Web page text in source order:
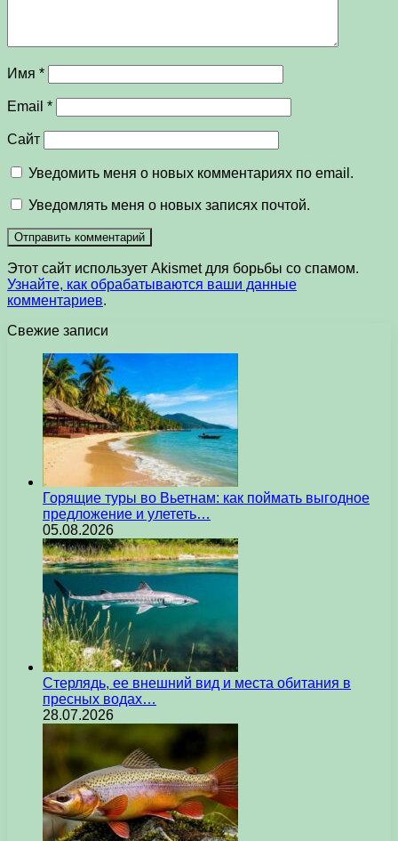
Имя *
Email *
Сайт
Уведомить меня о новых комментариях по email.
Уведомлять меня о новых записях почтой.
Этот сайт использует Akismet для борьбы со спамом.
Узнайте, как обрабатываются ваши данные
комментариев.
Свежие записи
Горящие туры во Вьетнам: как поймать выгодное
предложение и улететь…
05.08.2026
Стерлядь, ее внешний вид и места обитания в
пресных водах…
28.07.2026